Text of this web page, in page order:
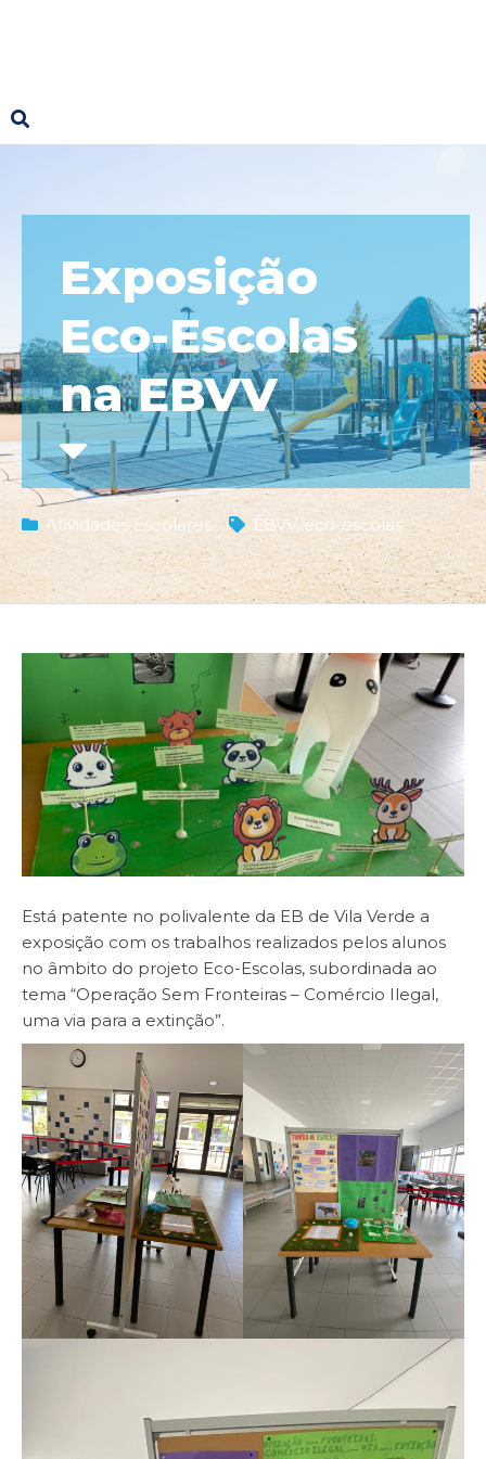
Exposição
Eco-Escolas
na EBVV
Atividades Escolares EBVV, eco-escolas
Está patente no polivalente da EB de Vila Verde a
exposição com os trabalhos realizados pelos alunos
no âmbito do projeto Eco-Escolas, subordinada ao
tema “Operação Sem Fronteiras – Comércio Ilegal,
uma via para a extinção”.